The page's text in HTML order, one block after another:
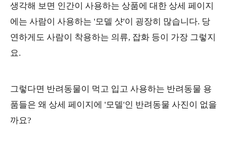
생각해 보면 인간이 사용하는 상품에 대한 상세 페이지
에는 사람이 사용하는 '모델 샷'이 굉장히 많습니다. 당
연하게도 사람이 착용하는 의류, 잡화 등이 가장 그렇지
요.
그렇다면 반려동물이 먹고 입고 사용하는 반려동물 용
품들은 왜 상세 페이지에 '모델'인 반려동물 사진이 없을
까요?